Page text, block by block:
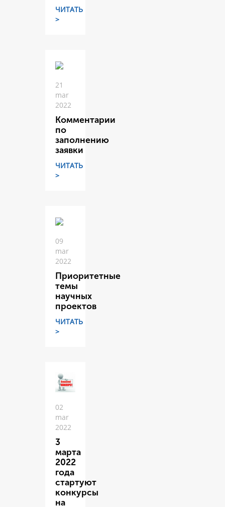
ЧИТАТЬ
>
21
mar
2022
Комментарии
по
заполнению
заявки
ЧИТАТЬ
>
09
mar
2022
Приоритетные
темы
научных
проектов
ЧИТАТЬ
>
02
mar
2022
3
марта
2022
года
стартуют
конкурсы
на